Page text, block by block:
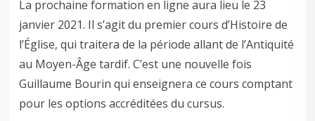
La prochaine formation en ligne aura lieu le 23
janvier 2021. Il s’agit du premier cours d’Histoire de
l’Église, qui traitera de la période allant de l’Antiquité
au Moyen-Âge tardif. C’est une nouvelle fois
Guillaume Bourin qui enseignera ce cours comptant
pour les options accréditées du cursus.